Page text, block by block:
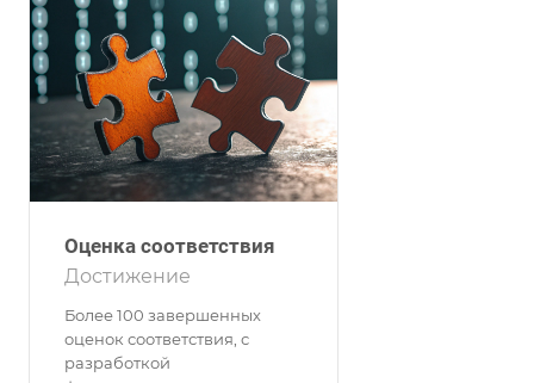
Оценка соответствия
Достижение
Более 100 завершенных
оценок соответствия, с
разработкой